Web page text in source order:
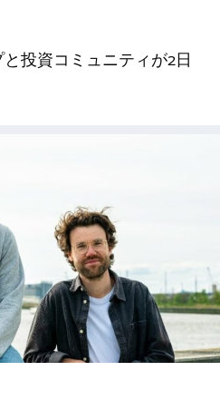
投資コミュニティが2日